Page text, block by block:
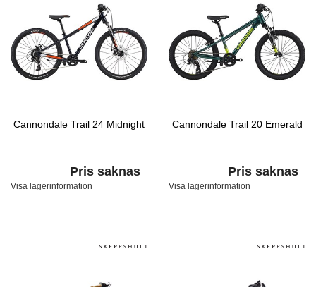
Cannondale Trail 24 Midnight
Pris saknas
Visa lagerinformation
Cannondale Trail 20 Emerald
Pris saknas
Visa lagerinformation